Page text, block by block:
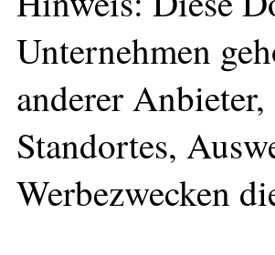
Unternehmen
anderer
Standortes,
Werbezwecken